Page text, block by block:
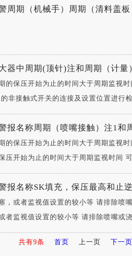
周期（机械手）周期（清料盖
器中周期(顶针)注和周期（计量
保压开始为止的时间大于周期监视时
非接触式开关的连接及设置位置进行
报名称周期（喷嘴接触）注1和
保压开始为止的时间大于周期监视时
压开始为止的时间大于周期监视时间
报名称SK填充，保压最高和止
或者监视值设置的较小等 请排除喷
者监视值设置的较小等 请排除喷嘴或
共有9条 首页 上一页 下一页